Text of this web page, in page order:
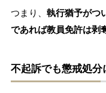
つまり、 執行猶予がつ
であれば教員免許は剥
不起訴でも懲戒処分